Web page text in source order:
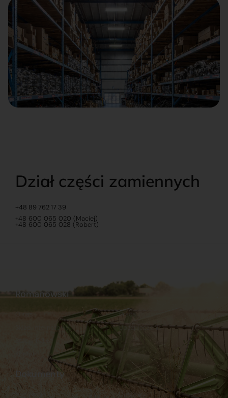
Dział części zamiennych
+48 89 762 17 39
+48 600 065 020 (Maciej)
+48 600 065 028 (Robert)
Dokumenty
Regulamin Dostawy
Romanowski
Sklep internetowy
Praca
Ubezpieczenia